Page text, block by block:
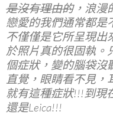
o
o
k
t
是沒有理由的，浪漫
戀愛的我們通常都是
不僅僅是它所呈現出
於照片真的很固執。
個症狀，變的腦袋沒
直覺，眼睛看不見，
就有這種症狀!!!到現
還是Leica!!!